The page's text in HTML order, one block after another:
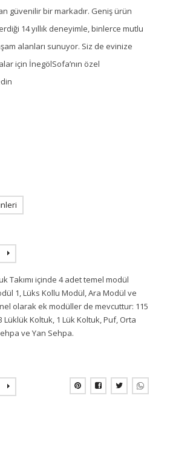
güvenilir bir markadır. Geniş ürün
14 yıllık deneyimle, binlerce mutlu
alanları sunuyor. Siz de evinize
için İnegölSofa’nın özel
Takımı içinde 4 adet temel modül
1, Lüks Kollu Modül, Ara Modül ve
olarak ek modüller de mevcuttur: 115
Lüklük Koltuk, 1 Lük Koltuk, Puf, Orta
ve Yan Sehpa.